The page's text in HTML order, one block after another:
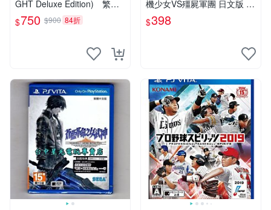
GHT Deluxe Edition) 繁體
中文版 二手品
$750 $900 84折
機少女VS殭屍軍團 日文版 再
生工場 01
$398